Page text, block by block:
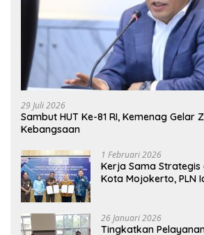
29 Juli 2026
Sambut HUT Ke-81 RI, Kemenag Gelar
Kebangsaan
1 Februari 2026
Kerja Sama
Kota Mojokerto, PLN
26 Januari 2026
Tingkatkan